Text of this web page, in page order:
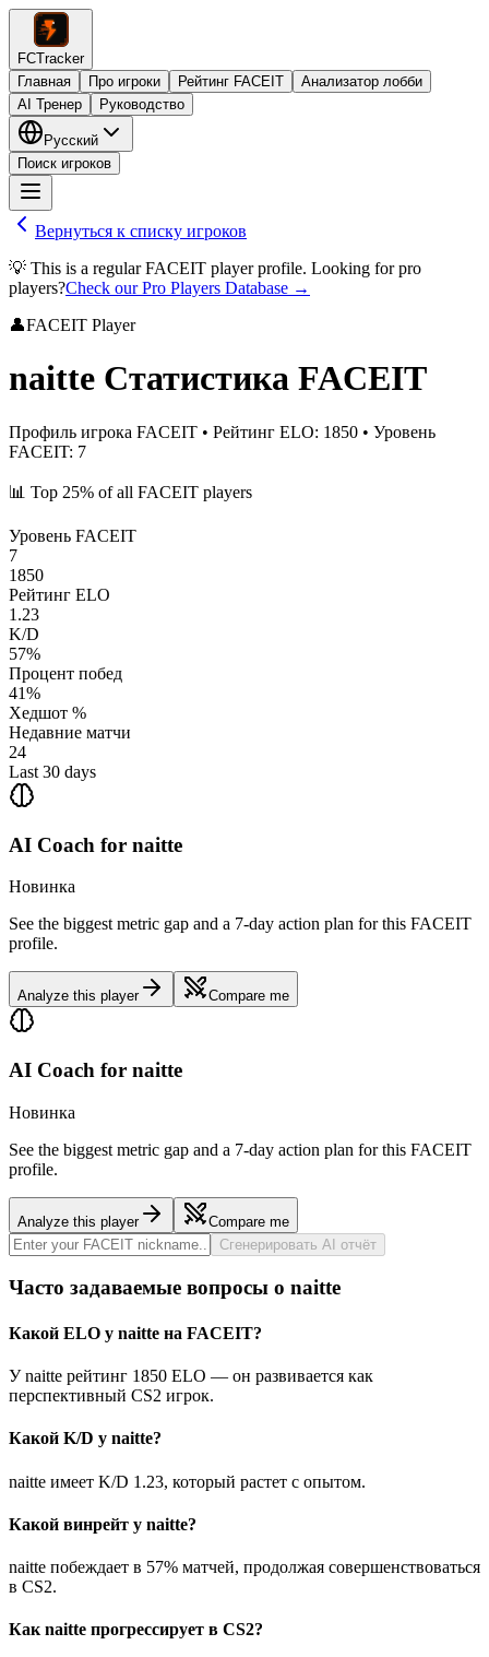
FCTracker
Главная
Про игроки Рейтинг FACEIT
Анализатор лобби
AI Тренер
Руководство
Русский
Поиск игроков
Вернуться к списку игроков
💡 This is a regular FACEIT player profile. Looking for pro
players?Check our Pro Players Database →
👤FACEIT Player
naitte Статистика FACEIT
Профиль игрока FACEIT • Рейтинг ELO: 1850 • Уровень
FACEIT: 7
📊 Top 25% of all FACEIT players
Уровень FACEIT
7
1850
Рейтинг ELO
1.23
K/D
57%
Процент побед
41%
Хедшот %
Недавние матчи
24
Last 30 days
AI Coach for naitte
Новинка
See the biggest metric gap and a 7-day action plan for this FACEIT
profile.
Analyze this player Compare me
AI Coach for naitte
Новинка
See the biggest metric gap and a 7-day action plan for this FACEIT
profile.
Analyze this player
Compare me
Сгенерировать AI отчёт
Часто задаваемые вопросы о naitte
Какой ELO у naitte на FACEIT?
У naitte рейтинг 1850 ELO — он развивается как
перспективный CS2 игрок.
Какой K/D у naitte?
naitte имеет K/D 1.23, который растет с опытом.
Какой винрейт у naitte?
naitte побеждает в 57% матчей, продолжая совершенствоваться
в CS2.
Как naitte прогрессирует в CS2?